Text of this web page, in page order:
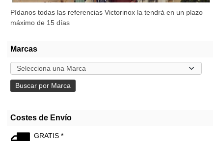
Pídanos todas las referencias Victorinox la tendrá en un plazo
máximo de 15 días
Marcas
Costes de Envío
GRATIS *